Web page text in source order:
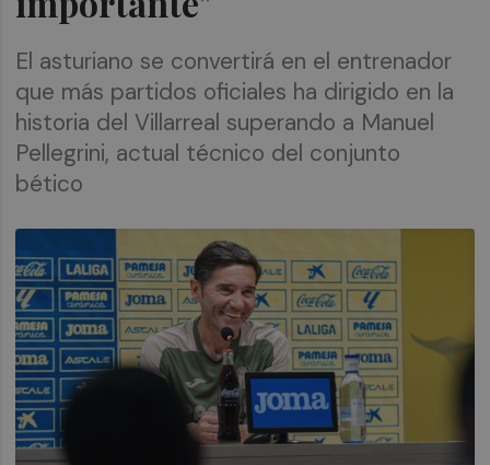
El asturiano se convertirá en el entrenador
que más partidos oficiales ha dirigido en la
historia del Villarreal superando a Manuel
Pellegrini, actual técnico del conjunto
bético